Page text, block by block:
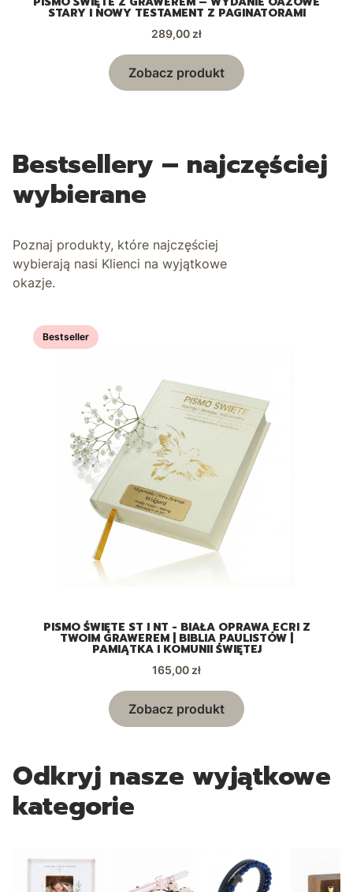
STARY I NOWY TESTAMENT Z PAGINATORAMI
Cena
289,00 zł
Zobacz produkt
Bestsellery – najczęściej
wybierane
Poznaj produkty, które najczęściej
wybierają nasi Klienci na wyjątkowe
okazje.
Bestseller
PISMO ŚWIĘTE ST I NT - BIAŁA OPRAWA ECRI Z
TWOIM GRAWEREM | BIBLIA PAULISTÓW |
PAMIĄTKA I KOMUNII ŚWIĘTEJ
Cena
165,00 zł
Zobacz produkt
Odkryj nasze wyjątkowe
kategorie